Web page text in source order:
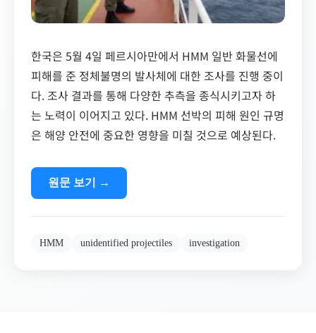
한국은 5월 4일 페르시아만에서 HMM 일반 화물선에
피해를 준 정체불명의 발사체에 대한 조사를 진행 중이
다. 조사 결과를 통해 다양한 추측을 종식시키고자 하
는 노력이 이어지고 있다. HMM 선박의 피해 원인 규명
은 해양 안전에 중요한 영향을 미칠 것으로 예상된다.
원문 보기 →
HMM unidentified projectiles investigation